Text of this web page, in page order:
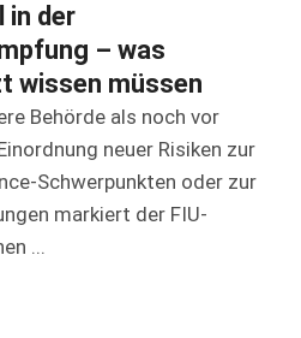
in der
– was
wissen müssen
Behörde als noch vor
neuer Risiken zur
Schwerpunkten oder zur
markiert der FIU-